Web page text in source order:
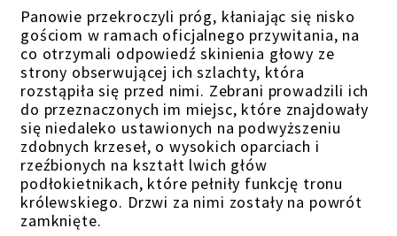
Panowie przekroczyli próg, kłaniając się nisko
gościom w ramach oficjalnego przywitania, na
co otrzymali odpowiedź skinienia głowy ze
strony obserwującej ich szlachty, która
rozstąpiła się przed nimi. Zebrani prowadzili ich
do przeznaczonych im miejsc, które znajdowały
się niedaleko ustawionych na podwyższeniu
zdobnych krzeseł, o wysokich oparciach i
rzeźbionych na kształt lwich głów
podłokietnikach, które pełniły funkcję tronu
królewskiego. Drzwi za nimi zostały na powrót
zamknięte.